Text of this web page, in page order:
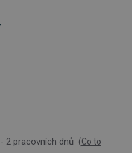
2 pracovních dnů (Co to